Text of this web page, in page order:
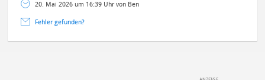
20. Mai 2026 um 16:39 Uhr von Ben
Fehler gefunden?